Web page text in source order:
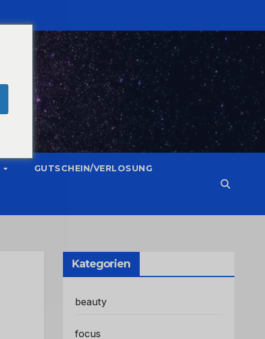
GUTSCHEIN/VERLOSUNG
Kategorien
beauty
focus